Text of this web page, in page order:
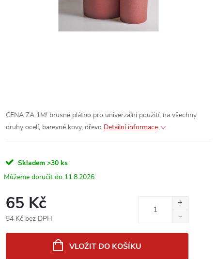
CENA ZA 1M! brusné plátno pro univerzální použití, na všechny
druhy ocelí, barevné kovy, dřevo Detailní informace
Skladem >30 ks
11.8.2026
65 Kč
54 Kč bez DPH
VLOŽIT DO KOŠÍKU